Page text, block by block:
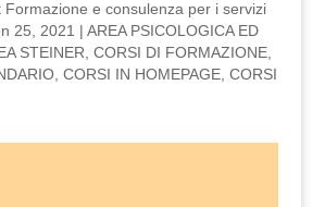
Formazione e consulenza per i servizi
25, 2021 | AREA PSICOLOGICA ED
STEINER CORSI DI FORMAZIONE,
, CORSI IN HOMEPAGE, CORSI